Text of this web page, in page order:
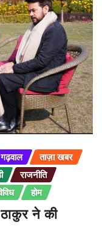
गढ़वाल
ताज़ा खबर
राजनीति
होम
ने की